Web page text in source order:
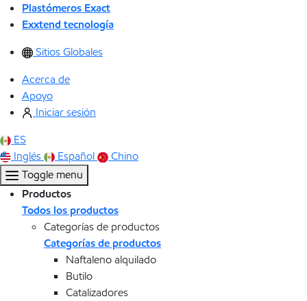
Plastómeros Exact
Exxtend tecnología
Sitios Globales
Acerca de
Apoyo
Iniciar sesión
ES
Inglés
Español
Chino
Toggle menu
Productos
Todos los productos
Categorías de productos
Categorías de productos
Naftaleno alquilado
Butilo
Catalizadores